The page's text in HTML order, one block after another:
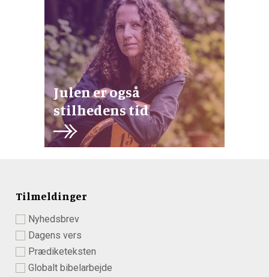
Julen er også
stilhedens tid
Tilmeldinger
Nyhedsbrev
Dagens vers
Prædiketeksten
Globalt bibelarbejde